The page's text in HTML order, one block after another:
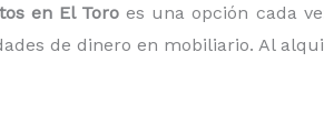
en El Toro es una opción cada
de dinero en mobiliario. Al